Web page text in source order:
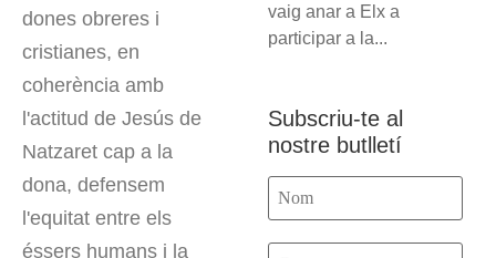
dones obreres i
cristianes, en
coherència amb
l'actitud de Jesús de
Natzaret cap a la
dona, defensem
l'equitat entre els
éssers humans i la
vaig anar a Elx a
participar a la...
Subscriu-te al
nostre butlletí